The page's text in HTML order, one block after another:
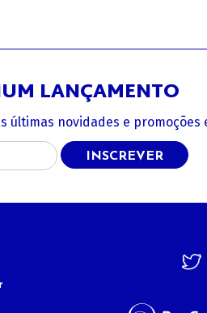
LANÇAMENTO
últimas novidades e promoções
INSCREVER